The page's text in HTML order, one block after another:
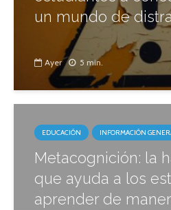
un mundo de
Ayer 5 min.
EDUCACIÓN INFORMACIÓN
Metacognición: la
que ayuda a los
aprender de